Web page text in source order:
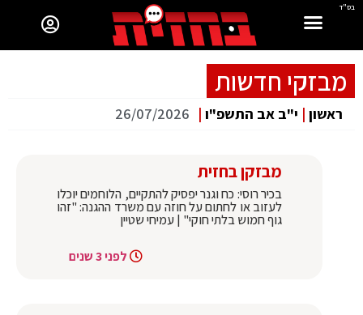
בס"ד
מבזקי חדשות
ראשון | י"ב אב התשפ"ו |
26/07/2026
מבזקן בחזית
בכיר רוסי: כח וגנר יפסיק להתקיים, הלוחמים יוכלו
לעזוב או לחתום על חוזה עם משרד ההגנה: "זהו
גוף חמוש בלתי חוקי" | עמיחי שטיין
לפני 3 שנים